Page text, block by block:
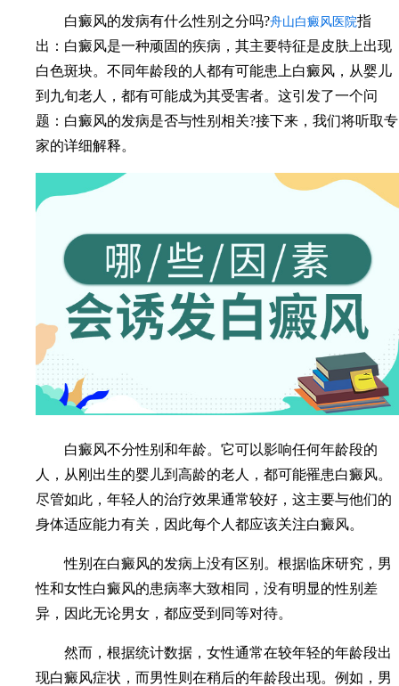
白癜风的发病有什么性别之分吗?舟山白癜风医院指
出：白癜风是一种顽固的疾病，其主要特征是皮肤上出现
白色斑块。不同年龄段的人都有可能患上白癜风，从婴儿
到九旬老人，都有可能成为其受害者。这引发了一个问
题：白癜风的发病是否与性别相关?接下来，我们将听取专
家的详细解释。
白癜风不分性别和年龄。它可以影响任何年龄段的
人，从刚出生的婴儿到高龄的老人，都可能罹患白癜风。
尽管如此，年轻人的治疗效果通常较好，这主要与他们的
身体适应能力有关，因此每个人都应该关注白癜风。
性别在白癜风的发病上没有区别。根据临床研究，男
性和女性白癜风的患病率大致相同，没有明显的性别差
异，因此无论男女，都应受到同等对待。
然而，根据统计数据，女性通常在较年轻的年龄段出
现白癜风症状，而男性则在稍后的年龄段出现。例如，男